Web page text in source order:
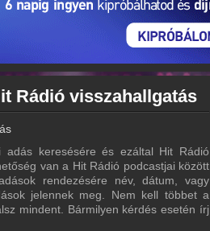
Rádió visszahallgatás
keresésére és ezáltal Hit Rádió
van a Hit Rádió podcastjai között
rendezésére név, dátum, vagy
jelennek meg. Nem kell többet a
mindent. Bármilyen kérdés esetén írj